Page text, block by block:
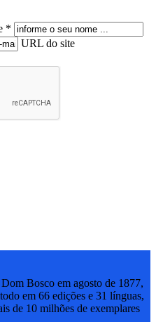
*
URL do site
Bosco em agosto de 1877,
em 66 edições e 31 línguas,
de 10 milhões de exemplares